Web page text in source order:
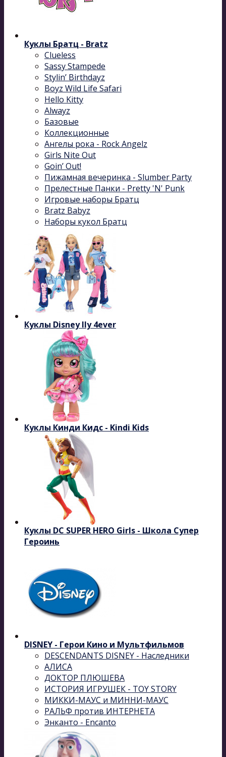
Куклы Братц - Bratz
Clueless
Sassy Stampede
Stylin’ Birthdayz
Boyz Wild Life Safari
Hello Kitty
Alwayz
Базовые
Коллекционные
Ангелы рока - Rock Angelz
Girls Nite Out
Goin’ Out!
Пижамная вечеринка - Slumber Party
Прелестные Панки - Pretty 'N' Punk
Игровые наборы Братц
Bratz Babyz
Наборы кукол Братц
Куклы Disney Ily 4ever
Куклы Кинди Кидс - Kindi Kids
Куклы DC SUPER HERO Girls - Школа Супер
Героинь
DISNEY - Герои Кино и Мультфильмов
DESCENDANTS DISNEY - Наследники
АЛИСА
ДОКТОР ПЛЮШЕВА
ИСТОРИЯ ИГРУШЕК - TOY STORY
МИККИ-МАУС и МИННИ-МАУС
РАЛЬФ против ИНТЕРНЕТА
Энканто - Encanto